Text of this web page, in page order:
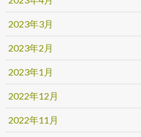
2023年3月
2023年2月
2023年1月
2022年12月
2022年11月